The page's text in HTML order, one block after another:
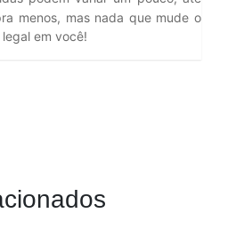
menos, mas nada que mude o
em você!